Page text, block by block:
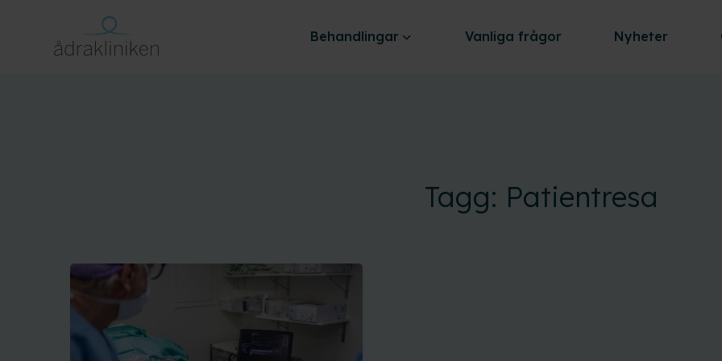
Behandlingar Vanliga frågor Nyheter
Tagg: Patientresa